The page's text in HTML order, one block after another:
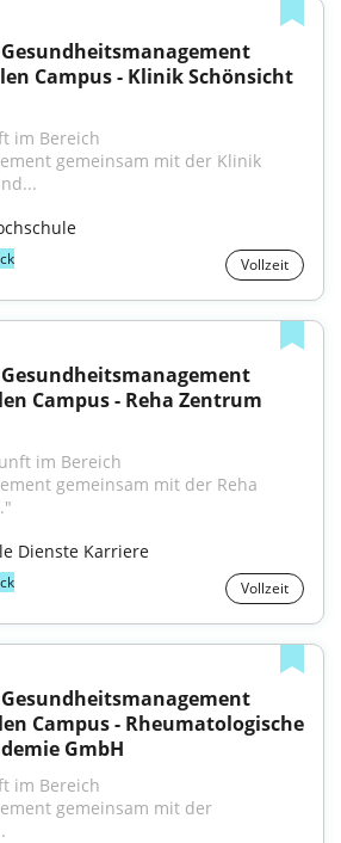
Campus - Klinik Schönsicht
im Bereich
gemeinsam mit der Klinik
Vollzeit
im Bereich
gemeinsam mit der Reha
Dienste Karriere
Vollzeit
Campus - Rheumatologische
GmbH
im Bereich
gemeinsam mit der